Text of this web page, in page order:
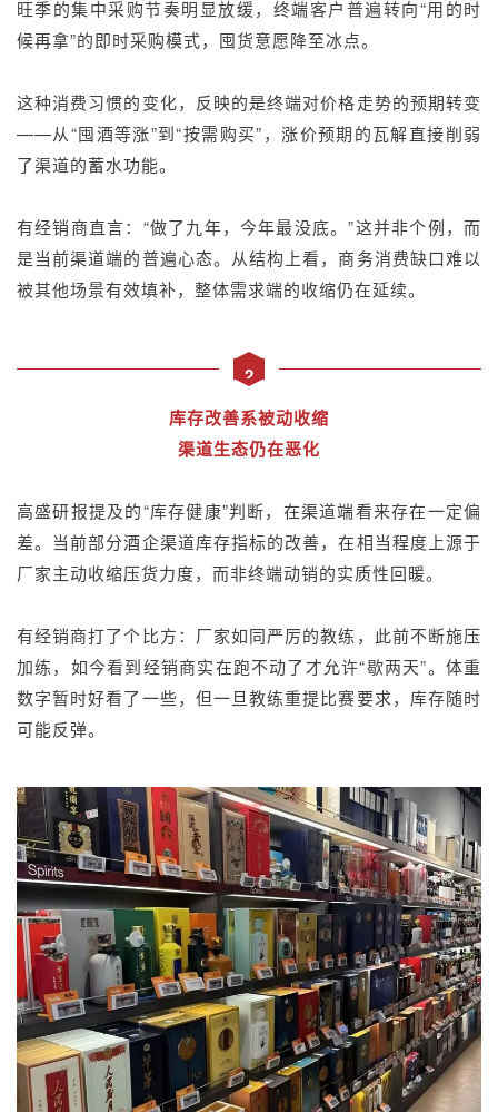
旺季的集中采购节奏明显放缓，终端客户普遍转向“用的时
候再拿”的即时采购模式，囤货意愿降至冰点。
这种消费习惯的变化，反映的是终端对价格走势的预期转变
——从“囤酒等涨”到“按需购买”，涨价预期的瓦解直接削弱
了渠道的蓄水功能。
有经销商直言：“做了九年，今年最没底。”这并非个例，而
是当前渠道端的普遍心态。从结构上看，商务消费缺口难以
被其他场景有效填补，整体需求端的收缩仍在延续。
2
库存改善系被动收缩
渠道生态仍在恶化
高盛研报提及的“库存健康”判断，在渠道端看来存在一定偏
差。当前部分酒企渠道库存指标的改善，在相当程度上源于
厂家主动收缩压货力度，而非终端动销的实质性回暖。
有经销商打了个比方：厂家如同严厉的教练，此前不断施压
加练，如今看到经销商实在跑不动了才允许“歇两天”。体重
数字暂时好看了一些，但一旦教练重提比赛要求，库存随时
可能反弹。